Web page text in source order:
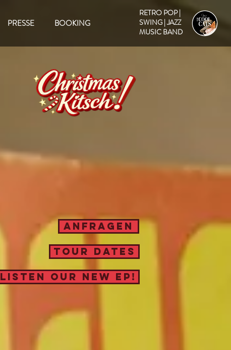
PRESSE BOOKING
RETRO POP |
SWING | JAZZ
MUSIC BAND
ANFRAGEN
TOUR DATES
LISTEN OUR NEW EP!